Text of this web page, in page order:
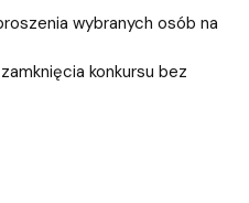
wybranych osób na
konkursu bez